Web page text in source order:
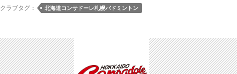
札
幌
バ
クラブタグ： 北海道コンサドーレ札幌バドミントン